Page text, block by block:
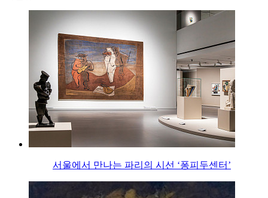
서울에서 만나는 파리의 시선 ‘퐁피두센터’